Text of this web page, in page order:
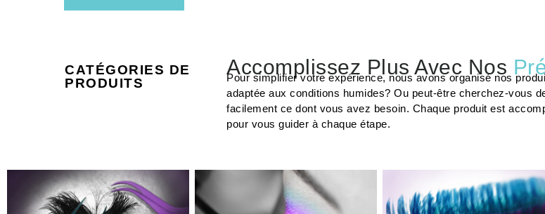
CATÉGORIES DE
PRODUITS
Accomplissez Plus Avec Nos
Pour simplifier votre expérience, nous avons organisé nos
adaptée aux conditions humides? Ou peut-être cherchez-vous
facilement ce dont vous avez besoin. Chaque produit est
pour vous guider à chaque étape.